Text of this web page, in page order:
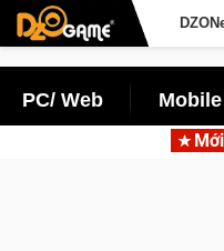
PC/ Web
Beta Norse Saga: Cửu Giới Thức